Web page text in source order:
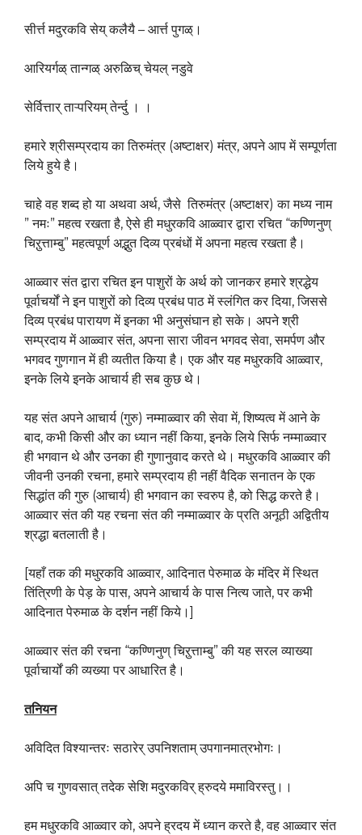
सीर्त्त मदुरकवि सेय् कलैयै – आर्त्त पुगळ्।
आरियर्गळ् तान्गळ् अरुळिच् चेयल् नडुवे
सेर्वित्तार् ताऱ्परियम् तेर्न्दु । ।
हमारे श्रीसम्प्रदाय का तिरुमंत्र (अष्टाक्षर) मंत्र, अपने आप में सम्पूर्णता
लिये हुये है।
चाहे वह शब्द हो या अथवा अर्थ, जैसे तिरुमंत्र (अष्टाक्षर) का मध्य नाम
” नमः” महत्व रखता है, ऐसे ही मधुरकवि आळ्वार द्वारा रचित “कण्णिनुण्
चिऱुत्ताम्बु” महत्वपूर्ण अद्भुत दिव्य प्रबंधों में अपना महत्व रखता है।
आळ्वार संत द्वारा रचित इन पाशुरों के अर्थ को जानकर हमारे श्रद्धेय
पूर्वाचर्यों ने इन पाशुरों को दिव्य प्रबंध पाठ में स्लंगित कर दिया, जिससे
दिव्य प्रबंध पारायण में इनका भी अनुसंघान हो सके। अपने श्री
सम्प्रदाय में आळ्वार संत, अपना सारा जीवन भगवद सेवा, समर्पण और
भगवद गुणगान में ही व्यतीत किया है। एक और यह मधुरकवि आळ्वार,
इनके लिये इनके आचार्य ही सब कुछ थे।
यह संत अपने आचार्य (गुरु) नम्माळ्वार की सेवा में, शिष्यत्व में आने के
बाद, कभी किसी और का ध्यान नहीं किया, इनके लिये सिर्फ नम्माळ्वार
ही भगवान थे और उनका ही गुणानुवाद करते थे। मधुरकवि आळ्वार की
जीवनी उनकी रचना, हमारे सम्प्रदाय ही नहीं वैदिक सनातन के एक
सिद्धांत की गुरु (आचार्य) ही भगवान का स्वरुप है, को सिद्ध करते है।
आळ्वार संत की यह रचना संत की नम्माळ्वार के प्रति अनूठी अद्वितीय
श्रद्धा बतलाती है।
[यहाँ तक की मधुरकवि आळ्वार, आदिनात पेरुमाळ के मंदिर में स्थित
तिंत्रिणी के पेड़ के पास, अपने आचार्य के पास नित्य जाते, पर कभी
आदिनात पेरुमाळ के दर्शन नहीं किये।]
आळ्वार संत की रचना “कण्णिनुण् चिऱुत्ताम्बु” की यह सरल व्याख्या
पूर्वाचार्यों की व्यख्या पर आधारित है।
तनियन
अविदित विश्यान्तरः सठारेर् उपनिशताम् उपगानमात्रभोगः।
अपि च गुणवसात् तदेक सेशि मदुरकविर् ह्रुदये ममाविरस्तु।।
हम मधुरकवि आळ्वार को, अपने ह्रदय में ध्यान करते है, वह आळ्वार संत